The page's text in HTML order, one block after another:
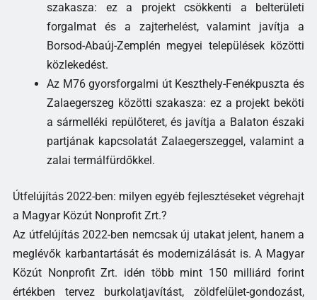
szakasza: ez a projekt csökkenti a belterületi
forgalmat és a zajterhelést, valamint javítja a
Borsod-Abaúj-Zemplén megyei települések közötti
közlekedést.
Az M76 gyorsforgalmi út Keszthely-Fenékpuszta és
Zalaegerszeg közötti szakasza: ez a projekt beköti
a sármelléki repülőteret, és javítja a Balaton északi
partjának kapcsolatát Zalaegerszeggel, valamint a
zalai termálfürdőkkel.
Útfelújítás 2022-ben: milyen egyéb fejlesztéseket végrehajt
a Magyar Közút Nonprofit Zrt.?
Az útfelújítás 2022-ben nemcsak új utakat jelent, hanem a
meglévők karbantartását és modernizálását is. A Magyar
Közút Nonprofit Zrt. idén több mint 150 milliárd forint
értékben tervez burkolatjavítást, zöldfelület-gondozást,